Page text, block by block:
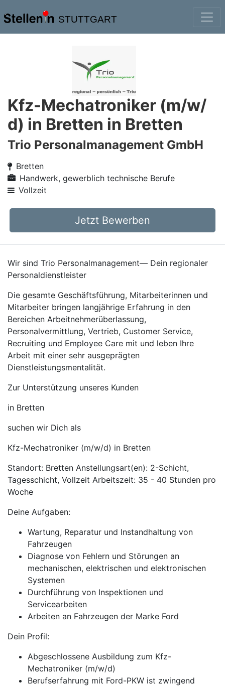
STUTTGART
Kfz-Mechatroniker (m/w/
d) in Bretten in Bretten
Trio Personalmanagement GmbH
Bretten
Handwerk, gewerblich technische Berufe
Vollzeit
Jetzt Bewerben
Wir sind Trio Personalmanagement— Dein regionaler
Personaldienstleister
Die gesamte Geschäftsführung, Mitarbeiterinnen und
Mitarbeiter bringen langjährige Erfahrung in den
Bereichen Arbeitnehmerüberlassung,
Personalvermittlung, Vertrieb, Customer Service,
Recruiting und Employee Care mit und leben Ihre
Arbeit mit einer sehr ausgeprägten
Dienstleistungsmentalität.
Zur Unterstützung unseres Kunden
in Bretten
suchen wir Dich als
Kfz-Mechatroniker (m/w/d) in Bretten
Standort: Bretten Anstellungsart(en): 2-Schicht,
Tagesschicht, Vollzeit Arbeitszeit: 35 - 40 Stunden pro
Woche
Deine Aufgaben:
Wartung, Reparatur und Instandhaltung von
Fahrzeugen
Diagnose von Fehlern und Störungen an
mechanischen, elektrischen und elektronischen
Systemen
Durchführung von Inspektionen und
Servicearbeiten
Arbeiten an Fahrzeugen der Marke Ford
Dein Profil:
Abgeschlossene Ausbildung zum Kfz-
Mechatroniker (m/w/d)
Berufserfahrung mit Ford-PKW ist zwingend